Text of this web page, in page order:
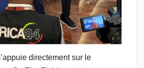
directement sur le